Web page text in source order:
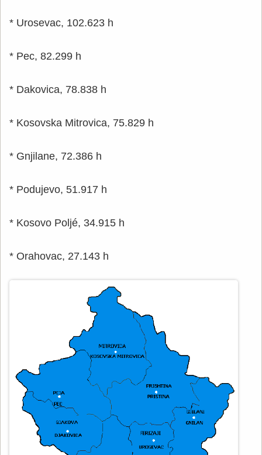
* Urosevac, 102.623 h
* Pec, 82.299 h
* Dakovica, 78.838 h
* Kosovska Mitrovica, 75.829 h
* Gnjilane, 72.386 h
* Podujevo, 51.917 h
* Kosovo Poljé, 34.915 h
* Orahovac, 27.143 h